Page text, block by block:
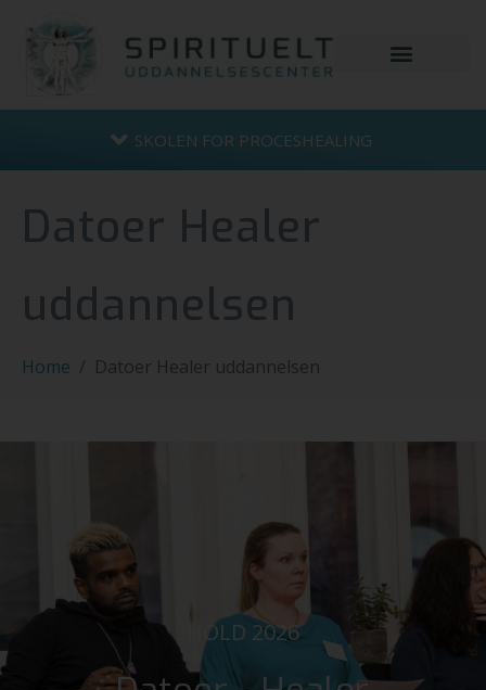
SKOLEN FOR PROCESHEALING
Datoer Healer
uddannelsen
Home Datoer Healer uddannelsen
HOLD 2026